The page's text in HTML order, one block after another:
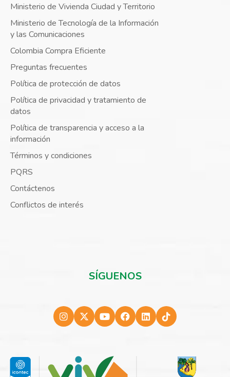
Ministerio de Vivienda Ciudad y Territorio
Ministerio de Tecnología de la Información
y las Comunicaciones
Colombia Compra Eficiente
Preguntas frecuentes
Política de protección de datos
Política de privacidad y tratamiento de
datos
Política de transparencia y acceso a la
información
Términos y condiciones
PQRS
Contáctenos
Conflictos de interés
SÍGUENOS